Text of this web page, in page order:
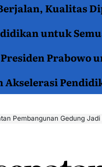
Kualitas
untuk
Prabowo
Pembangunan Gedung